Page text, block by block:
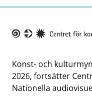
Konst- och
2026, fortsätter
Nationella